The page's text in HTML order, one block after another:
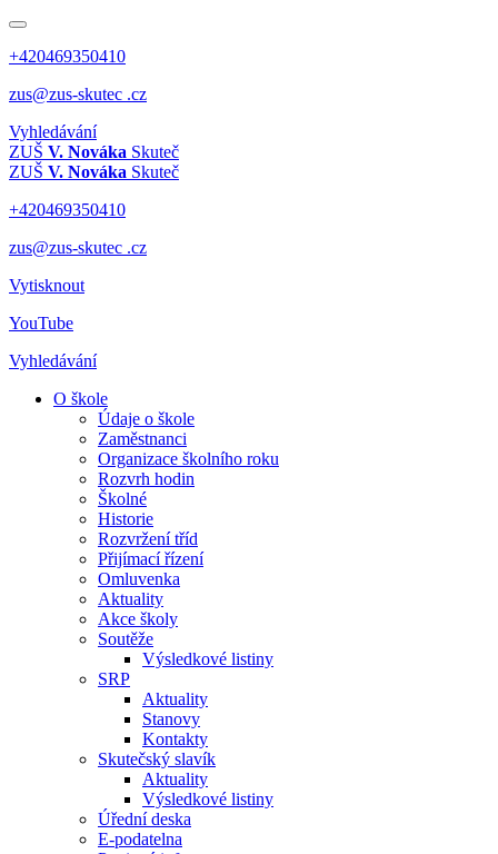
+420469350410
zus@zus-skutec .cz
Vyhledávání
ZUŠ V. Nováka Skuteč
ZUŠ V. Nováka Skuteč
+420469350410
zus@zus-skutec .cz
Vytisknout
YouTube
Vyhledávání
O škole
Údaje o škole
Zaměstnanci
Organizace školního roku
Rozvrh hodin
Školné
Historie
Rozvržení tříd
Přijímací řízení
Omluvenka
Aktuality
Akce školy
Soutěže
Výsledkové listiny
SRP
Aktuality
Stanovy
Kontakty
Skutečský slavík
Aktuality
Výsledkové listiny
Úřední deska
E-podatelna